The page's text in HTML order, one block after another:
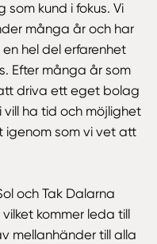
kund i fokus. Vi
många år och har
hel del erfarenhet
Efter många år som
driva ett eget bolag
vill ha tid och möjlighet
igenom som vi vet att
och Tak Dalarna
kommer leda till
mellanhänder till alla